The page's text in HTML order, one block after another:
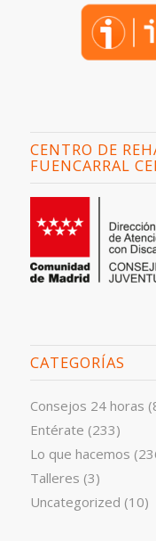
CENTRO DE
FUENCARRAL
CATEGORÍAS
Consejos 24 horas
Entérate (233)
Lo que hacemos
Talleres (3)
Uncategorized (10)